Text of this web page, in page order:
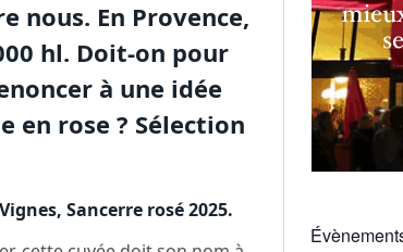
nous. En Provence,
hl. Doit-on pour
à une idée
en rose ? Sélection
Sancerre rosé 2025.